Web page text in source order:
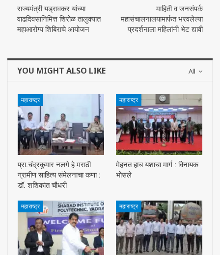
राज्यमंत्री यड्रावकर यांच्या
वाढदिवसानिमित्त शिरोळ तालुक्यात
महाआरोग्य शिबिराचे आयोजन
माहिती व जनसंपर्क
महासंचालनालयामार्फत भरवलेल्या
प्रदर्शनाला महिलांनी भेट द्यावी
All
YOU MIGHT ALSO LIKE
महाराष्ट्र
प्रा.चंद्रकुमार नलगे हे मराठी
ग्रामीण साहित्य संमेलनाचा कणा :
डॉ. शशिकांत चौधरी
महाराष्ट्र
मेहनत हाच यशाचा मार्ग : विनायक
भोसले
महाराष्ट्र महाराष्ट्र